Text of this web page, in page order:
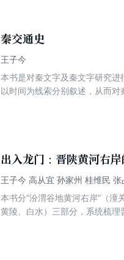
秦交通史
王子今
本书是对秦文字及秦文字研究进
以时间为线索分别叙述，从而
出入龙门：晋陕黄河右岸
王子今 高从宜 孙家州 桂维民 张
本书分“汾渭谷地黄河右岸”（潼
黄陵、白水）三部分，系统梳